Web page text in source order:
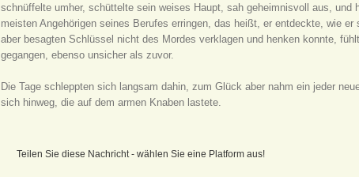
schnüffelte umher, schüttelte sein weises Haupt, sah geheimnisvoll aus, und
meisten Angehörigen seines Berufes erringen, das heißt, er entdeckte, wie
aber besagten Schlüssel nicht des Mordes verklagen und henken konnte,
gegangen, ebenso unsicher als zuvor.
Die Tage schleppten sich langsam dahin, zum Glück aber nahm ein jeder
sich hinweg, die auf dem armen Knaben lastete.
Teilen Sie diese Nachricht - wählen Sie eine Platform aus!